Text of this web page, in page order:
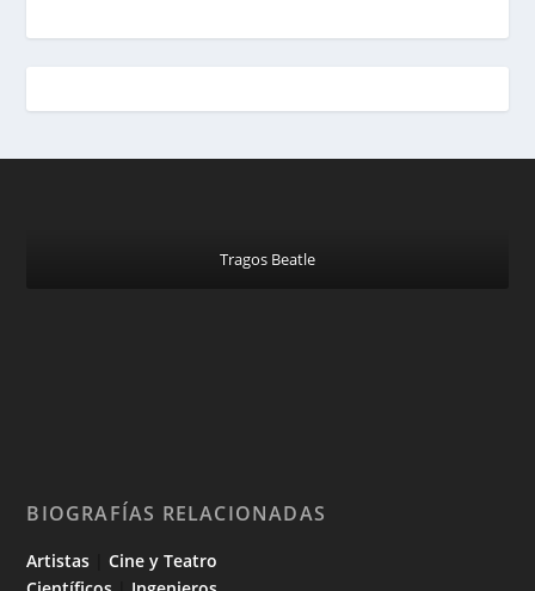
Tragos Beatle
BIOGRAFÍAS RELACIONADAS
Artistas |Cine y Teatro